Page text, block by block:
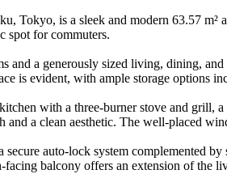
is a sleek and modern 63.57 m²
spot for commuters.
and a generously sized living, dining,
is evident, with ample storage options
with a three-burner stove and
a clean aesthetic. The well-placed
auto-lock system complemented
balcony offers an extension of the